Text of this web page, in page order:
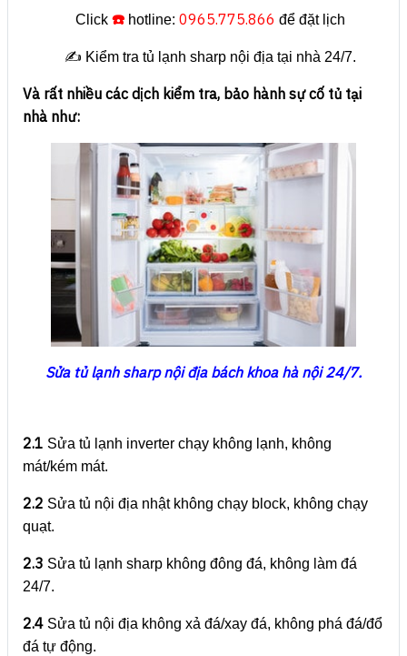
Click ☎️ hotline: 0965.775.866 để đặt lịch
✍️ Kiểm tra tủ lạnh sharp nội địa tại nhà 24/7.
Và rất nhiều các dịch kiểm tra, bảo hành sự cố tủ tại
nhà như:
Sửa tủ lạnh sharp nội địa bách khoa hà nội 24/7.
2.1 Sửa tủ lạnh inverter chạy không lạnh, không
mát/kém mát.
2.2 Sửa tủ nội địa nhật không chạy block, không chạy
quạt.
2.3 Sửa tủ lạnh sharp không đông đá, không làm đá
24/7.
2.4 Sửa tủ nội địa không xả đá/xay đá, không phá đá/đổ
đá tự động.